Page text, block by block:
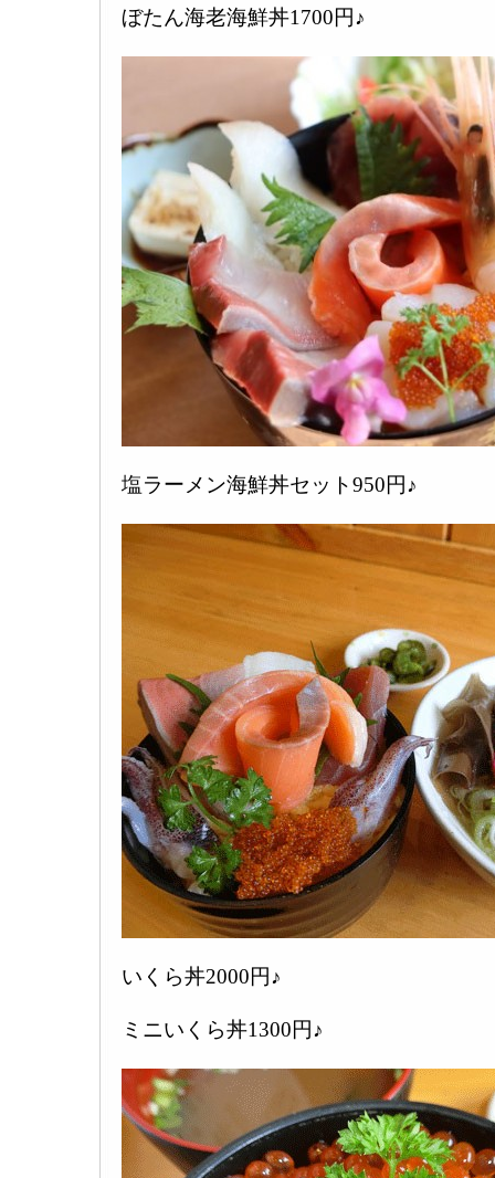
ぼたん海老海鮮丼1700円♪
塩ラーメン海鮮丼セット950円♪
いくら丼2000円♪
ミニいくら丼1300円♪